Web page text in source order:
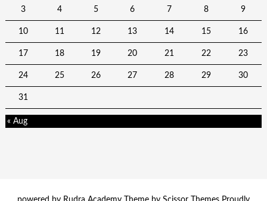
3 4 5 6 7 8 9
10 11 12 13 14 15 16
17 18 19 20 21 22 23
24 25 26 27 28 29 30
31
« Aug